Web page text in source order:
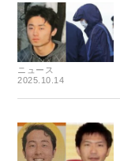
ニュース
2025.10.14